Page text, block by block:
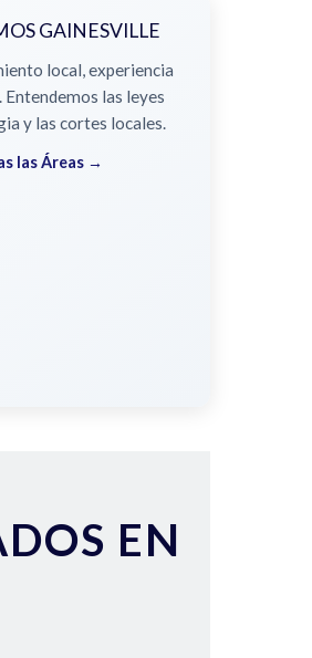
GAINESVILLE
local, experiencia
Entendemos las leyes
y las cortes locales.
las Áreas →
EN